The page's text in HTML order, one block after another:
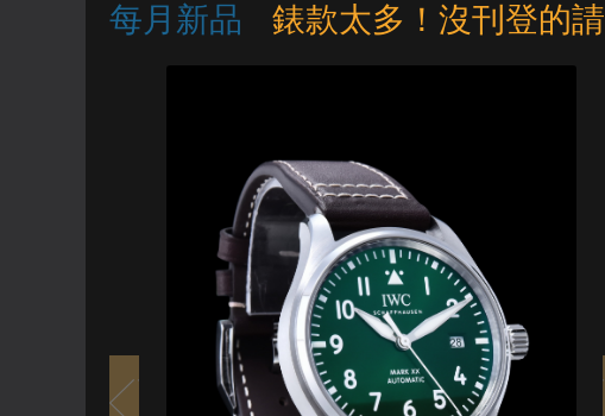
每月新品 錶款太多！沒刊登的